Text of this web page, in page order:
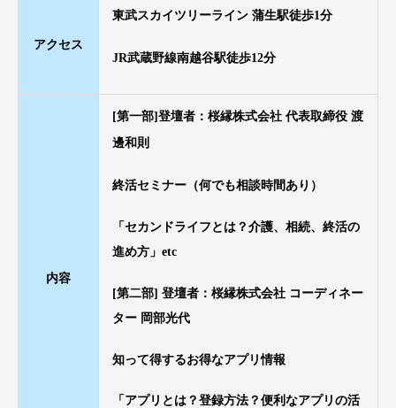
アクセス
東武スカイツリーライン 蒲生駅徒歩1分
JR武蔵野線南越谷駅徒歩12分
内容
[第一部]登壇者：桜縁株式会社 代表取締役 渡
邊和則
終活セミナー（何でも相談時間あり）
「セカンドライフとは？介護、相続、終活の
進め方」etc
[第二部] 登壇者：桜縁株式会社 コーディネー
ター 岡部光代
知って得するお得なアプリ情報
「アプリとは？登録方法？便利なアプリの活